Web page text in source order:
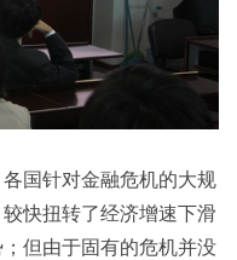
国针对金融危机的大规
快扭转了经济增速下滑
但由于固有的危机并没